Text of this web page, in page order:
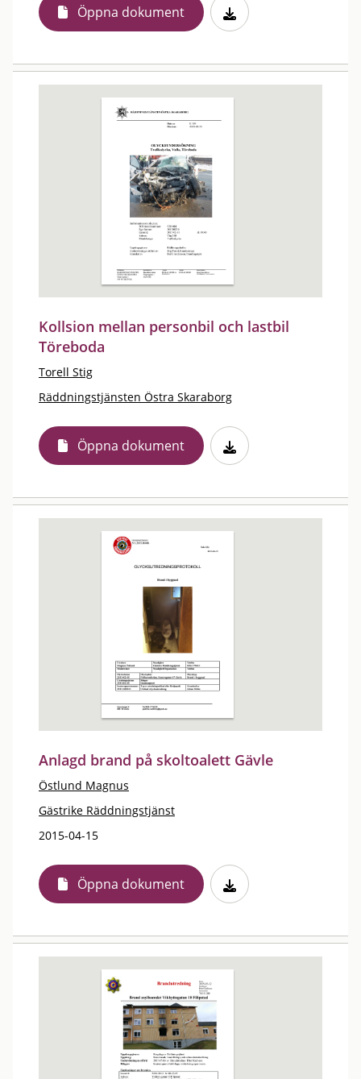
Öppna dokument
Kollsion mellan personbil och lastbil
Töreboda
Torell Stig
Räddningstjänsten Östra Skaraborg
Öppna dokument
Anlagd brand på skoltoalett Gävle
Östlund Magnus
Gästrike Räddningstjänst
2015-04-15
Öppna dokument